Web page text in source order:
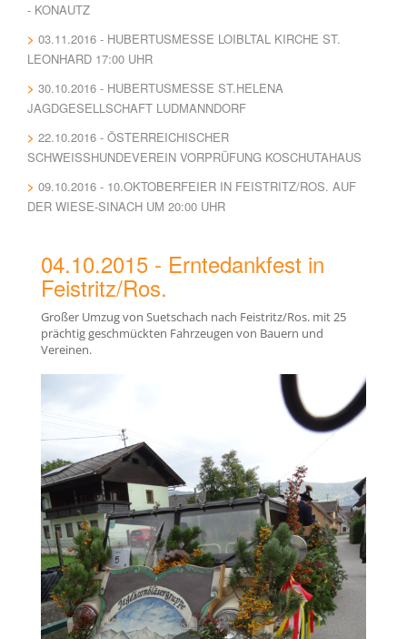
- KONAUTZ
03.11.2016 - HUBERTUSMESSE LOIBLTAL KIRCHE ST.
LEONHARD 17:00 UHR
30.10.2016 - HUBERTUSMESSE ST.HELENA
JAGDGESELLSCHAFT LUDMANNDORF
22.10.2016 - ÖSTERREICHISCHER
SCHWEISSHUNDEVEREIN VORPRÜFUNG KOSCHUTAHAUS
09.10.2016 - 10.OKTOBERFEIER IN FEISTRITZ/ROS. AUF
DER WIESE-SINACH UM 20:00 UHR
04.10.2015 - Erntedankfest in
Feistritz/Ros.
Großer Umzug von Suetschach nach Feistritz/Ros. mit 25
prächtig geschmückten Fahrzeugen von Bauern und
Vereinen.